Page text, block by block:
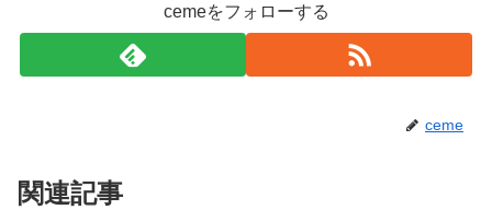
cemeをフォローする
ceme
関連記事